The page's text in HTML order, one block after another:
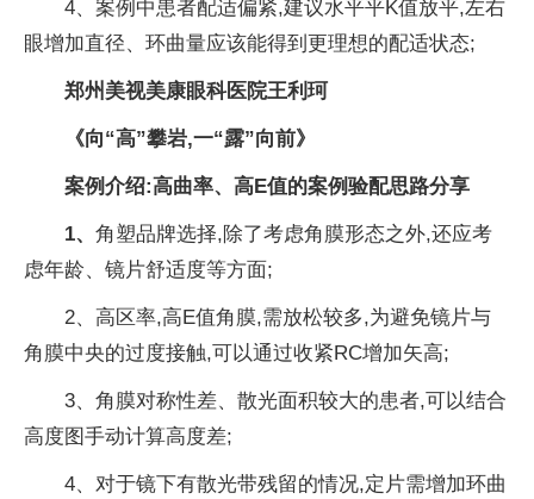
4、案例中患者配适偏紧,建议水平平K值放平,左右
眼增加直径、环曲量应该能得到更理想的配适状态;
郑州美视美康眼科医院王利珂
《向“高”攀岩,一“露”向前》
案例介绍:高曲率、高E值的案例验配思路分享
1、 角塑品牌选择,除了考虑角膜形态之外,还应考
虑年龄、镜片舒适度等方面;
2、高区率,高E值角膜,需放松较多,为避免镜片与
角膜中央的过度接触,可以通过收紧RC增加矢高;
3、角膜对称性差、散光面积较大的患者,可以结合
高度图手动计算高度差;
4、对于镜下有散光带残留的情况,定片需增加环曲